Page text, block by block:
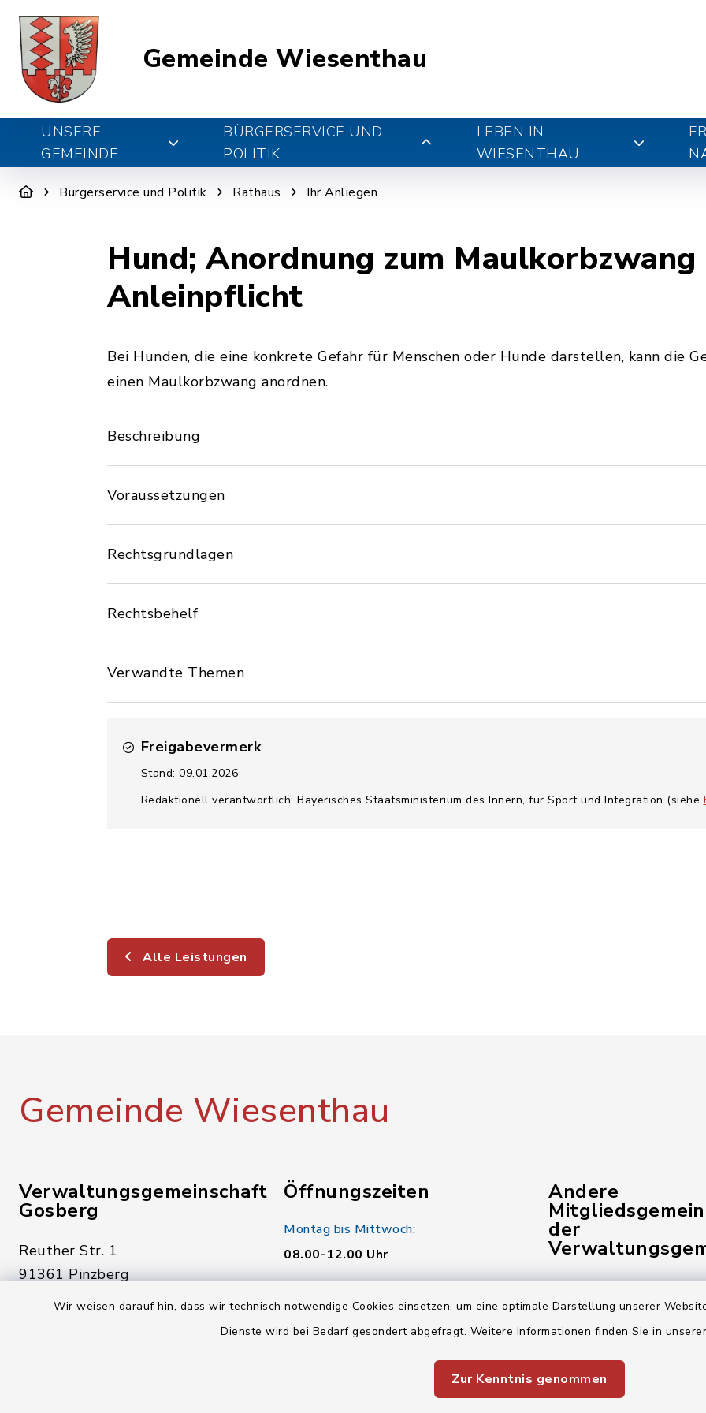
Wir weisen darauf hin, dass wir technisch notwendige Cookies einsetzen, um eine optimale Darstellung unserer
Dienste wird bei Bedarf gesondert abgefragt. Weitere Informationen finden Sie in
Zur Kenntnis genommen
Gemeinde Wiesenthau
UNSERE
GEMEINDE
BÜRGERSERVICE UND
POLITIK
LEBEN IN
WIESENTHAU
Bürgerservice und Politik Rathaus Ihr Anliegen
Hund; Anordnung zum Maulkorbzwang
Anleinpflicht
Bei Hunden, die eine konkrete Gefahr für Menschen oder Hunde darstellen, kann die
einen Maulkorbzwang anordnen.
Beschreibung
Voraussetzungen
Rechtsgrundlagen
Rechtsbehelf
Verwandte Themen
Freigabevermerk
Stand: 09.01.2026
Redaktionell verantwortlich: Bayerisches Staatsministerium des Innern, für Sport und Integration (siehe
Alle Leistungen
Gemeinde Wiesenthau
Verwaltungsgemeinschaft
Gosberg
Reuther Str. 1
91361 Pinzberg
09191 7950-0
Öffnungszeiten
Montag bis Mittwoch:
08.00-12.00 Uhr
14.00-18.00 Uhr
Andere
der
Gemeinde Kunreuth